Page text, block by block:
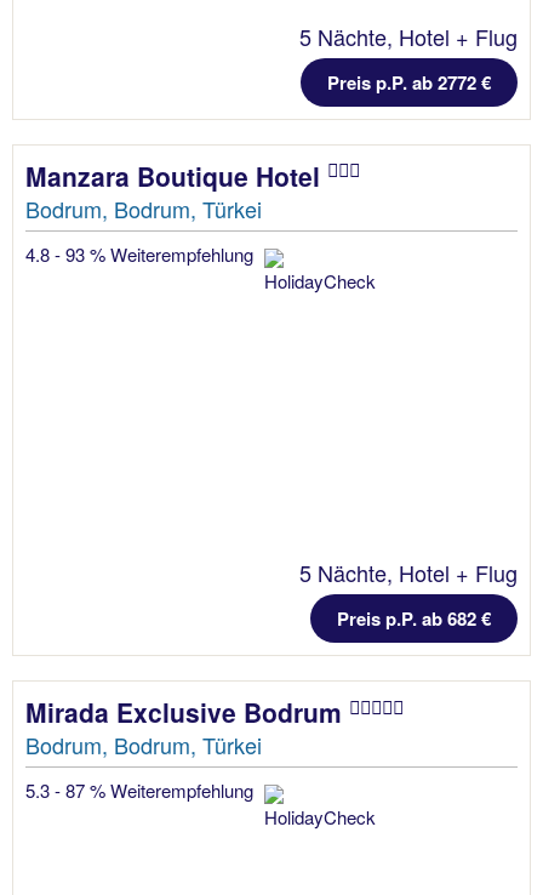
5 Nächte, Hotel + Flug
Preis p.P. ab 2772 €
Manzara Boutique Hotel
Bodrum, Bodrum, Türkei
4.8 - 93 % Weiterempfehlung
5 Nächte, Hotel + Flug
Preis p.P. ab 682 €
Mirada Exclusive Bodrum
Bodrum, Bodrum, Türkei
5.3 - 87 % Weiterempfehlung